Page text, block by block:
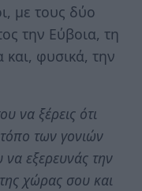
με τους δύο
την Εύβοια, τη
φυσικά, την
να ξέρεις ότι
των γονιών
εξερευνάς την
χώρας σου και